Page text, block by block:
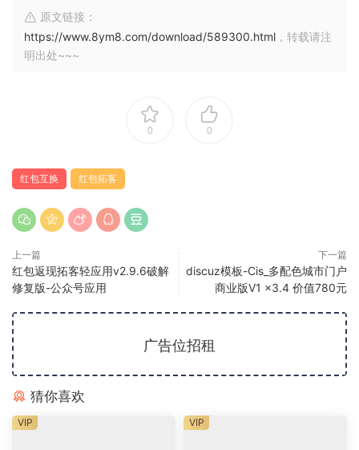
原文链接：
https://www.8ym8.com/download/589300.html ，转载请注
明出处~~~
0 0
红包互换 红包拓客
上一篇
红包返现拓客轻应用v2.9.6破解
修复版-公众号应用
下一篇
discuz模板-Cis_多配色城市门户
商业版V1 x3.4 价值780元
广告位招租
猜你喜欢
VIP VIP